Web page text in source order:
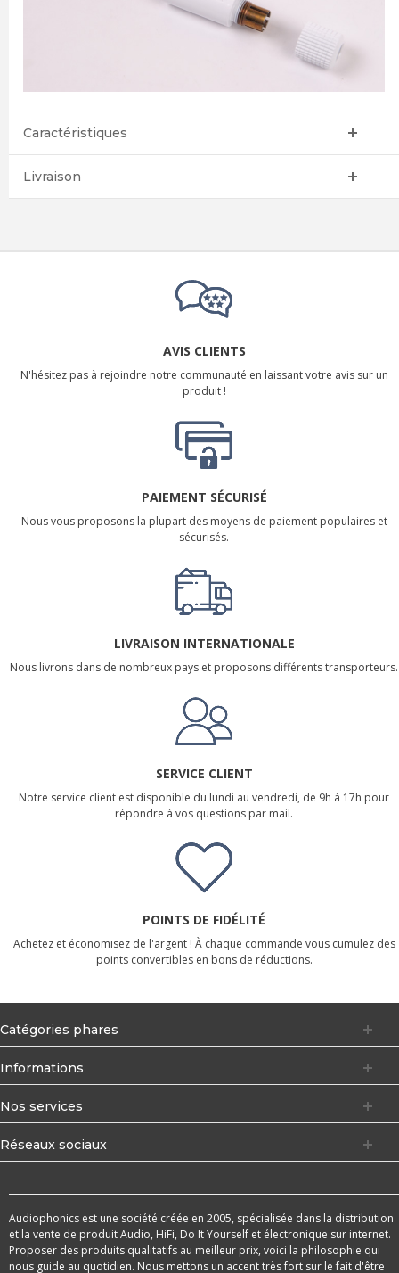
Caractéristiques
Livraison
AVIS CLIENTS
N'hésitez pas à rejoindre notre communauté en laissant votre avis sur un
produit !
PAIEMENT SÉCURISÉ
Nous vous proposons la plupart des moyens de paiement populaires et
sécurisés.
LIVRAISON INTERNATIONALE
Nous livrons dans de nombreux pays et proposons différents transporteurs.
SERVICE CLIENT
Notre service client est disponible du lundi au vendredi, de 9h à 17h pour
répondre à vos questions par mail.
POINTS DE FIDÉLITÉ
Achetez et économisez de l'argent ! À chaque commande vous cumulez des
points convertibles en bons de réductions.
Catégories phares
Informations
Nos services
Réseaux sociaux
Audiophonics est une société créée en 2005, spécialisée dans la distribution
et la vente de produit Audio, HiFi, Do It Yourself et électronique sur internet.
Proposer des produits qualitatifs au meilleur prix, voici la philosophie qui
nous guide au quotidien. Nous mettons un accent très fort sur le fait d'être